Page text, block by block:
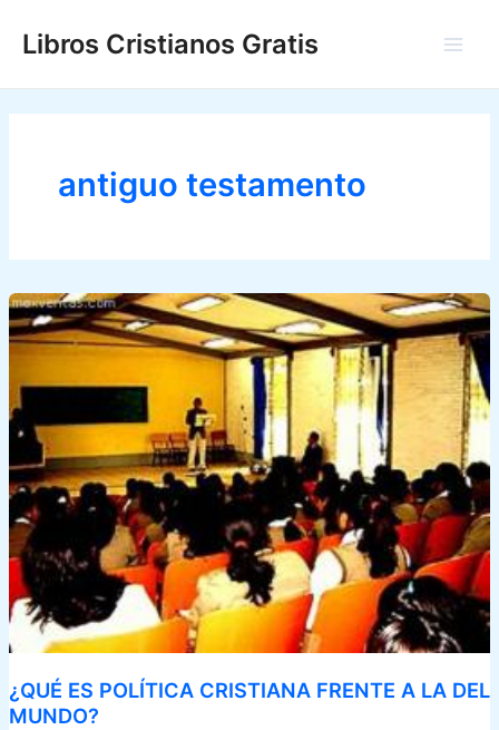
Libros Cristianos Gratis
antiguo testamento
¿QUÉ ES POLÍTICA CRISTIANA FRENTE A LA DEL
MUNDO?